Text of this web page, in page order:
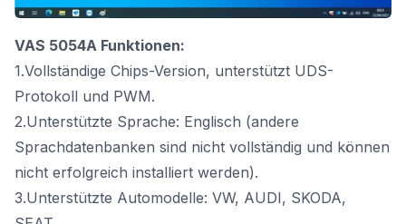
VAS 5054A Funktionen:
1.Vollständige Chips-Version, unterstützt UDS-
Protokoll und PWM.
2.Unterstützte Sprache: Englisch (andere
Sprachdatenbanken sind nicht vollständig und können
nicht erfolgreich installiert werden).
3.Unterstützte Automodelle: VW, AUDI, SKODA,